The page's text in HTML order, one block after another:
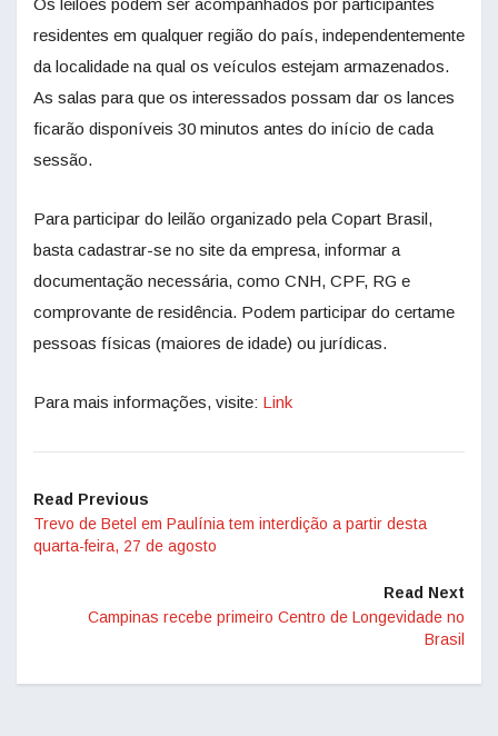
Os leilões podem ser acompanhados por participantes
residentes em qualquer região do país, independentemente
da localidade na qual os veículos estejam armazenados.
As salas para que os interessados possam dar os lances
ficarão disponíveis 30 minutos antes do início de cada
sessão.
Para participar do leilão organizado pela Copart Brasil,
basta cadastrar-se no site da empresa, informar a
documentação necessária, como CNH, CPF, RG e
comprovante de residência. Podem participar do certame
pessoas físicas (maiores de idade) ou jurídicas.
Para mais informações, visite: Link
Read Previous
Trevo de Betel em Paulínia tem interdição a partir desta
quarta-feira, 27 de agosto
Read Next
Campinas recebe primeiro Centro de Longevidade no
Brasil